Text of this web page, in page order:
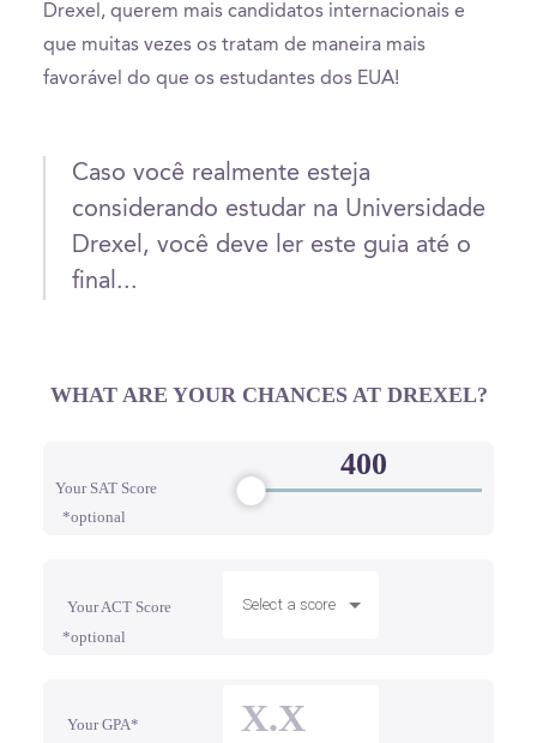
Drexel, querem mais candidatos internacionais e
que muitas vezes os tratam de maneira mais
favorável do que os estudantes dos EUA!
Caso você realmente esteja
considerando estudar na Universidade
Drexel, você deve ler este guia até o
final...
WHAT ARE YOUR CHANCES AT DREXEL?
Your SAT Score
*optional
Your ACT Score
*optional
Select a score
Your GPA*